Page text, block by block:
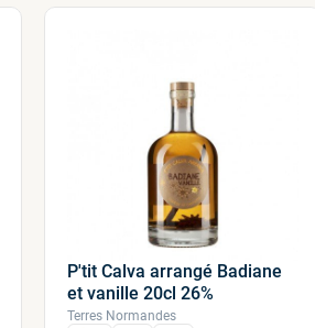
P'tit Calva arrangé Badiane
et vanille 20cl 26%
Terres Normandes